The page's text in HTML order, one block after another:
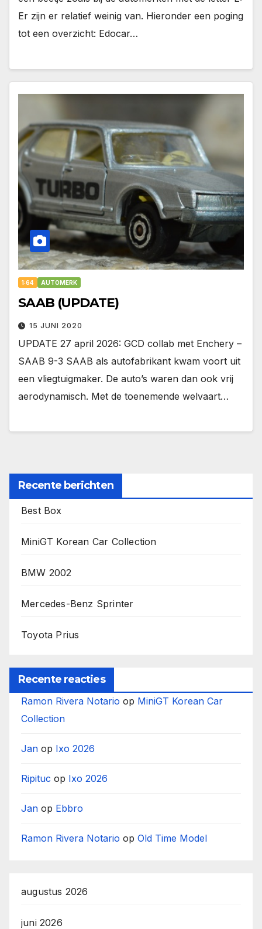
Er zijn er relatief weinig van. Hieronder een poging
tot een overzicht: Edocar…
1:64 AUTOMERK
SAAB (UPDATE)
15 JUNI 2020
UPDATE 27 april 2026: GCD collab met Enchery –
SAAB 9-3 SAAB als autofabrikant kwam voort uit
een vliegtuigmaker. De auto’s waren dan ook vrij
aerodynamisch. Met de toenemende welvaart…
Recente berichten
Best Box
MiniGT Korean Car Collection
BMW 2002
Mercedes-Benz Sprinter
Toyota Prius
Recente reacties
Ramon Rivera Notario op MiniGT Korean Car
Collection
Jan op Ixo 2026
Ripituc op Ixo 2026
Jan op Ebbro
Ramon Rivera Notario op Old Time Model
augustus 2026
juni 2026